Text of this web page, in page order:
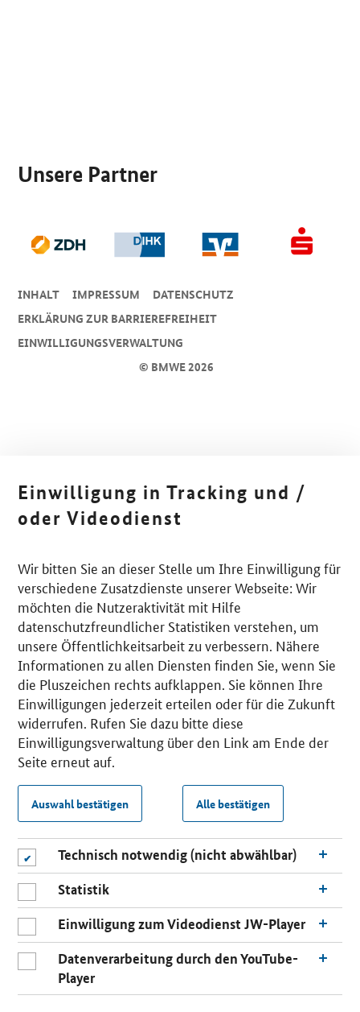
Unsere Partner
© BMWE 2026
INHALT IMPRESSUM
DA­TEN­SCHUTZ
ERKLÄRUNG ZUR BARRIEREFREIHEIT
EINWILLIGUNGSVERWALTUNG
Einwilligung in Tracking und /
oder Videodienst
Wir bitten Sie an dieser Stelle um Ihre Einwilligung für
verschiedene Zusatzdienste unserer Webseite: Wir
möchten die Nutzeraktivität mit Hilfe
datenschutzfreundlicher Statistiken verstehen, um
unsere Öffentlichkeitsarbeit zu verbessern. Nähere
Informationen zu allen Diensten finden Sie, wenn Sie
die Pluszeichen rechts aufklappen. Sie können Ihre
Einwilligungen jederzeit erteilen oder für die Zukunft
widerrufen. Rufen Sie dazu bitte diese
Einwilligungsverwaltung über den Link am Ende der
Seite erneut auf.
Auswahl bestätigen Alle bestätigen
Technisch notwendig (nicht abwählbar)
Statistik
Einwilligung zum Videodienst JW-Player
Datenverarbeitung durch den YouTube-
Player